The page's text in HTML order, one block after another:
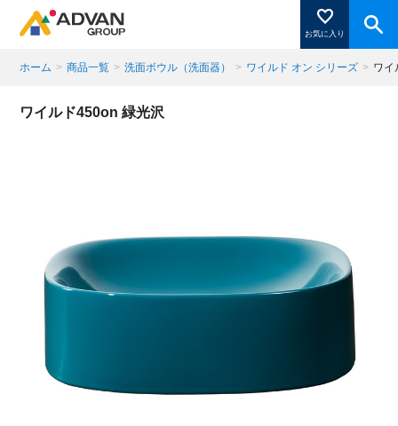
お気に入り
商品ページにある「お気に入り登録」を押すと登録した
ホーム > 商品一覧 > 洗面ボウル（洗面器） > ワイルド オン シリーズ > ワイ
ワイルド450on 緑光沢